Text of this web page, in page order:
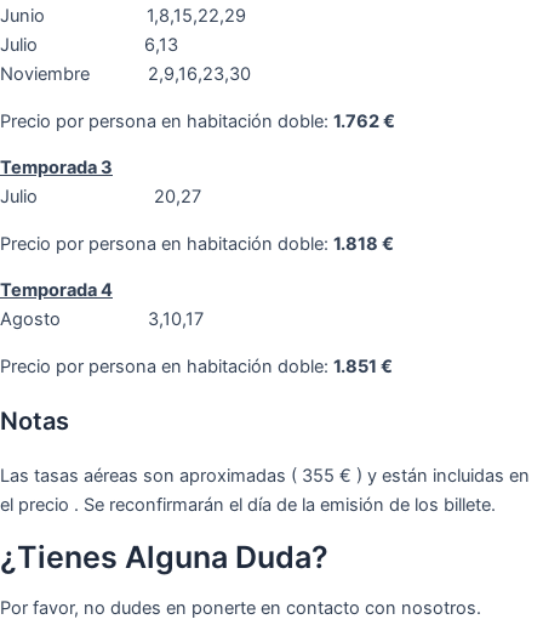
Junio 1,8,15,22,29
Julio 6,13
Noviembre 2,9,16,23,30
Precio por persona en habitación doble: 1.762 €
Temporada 3
Julio 20,27
Precio por persona en habitación doble: 1.818 €
Temporada 4
Agosto 3,10,17
Precio por persona en habitación doble: 1.851 €
Notas
Las tasas aéreas son aproximadas ( 355 € ) y están incluidas en
el precio . Se reconfirmarán el día de la emisión de los billete.
¿Tienes Alguna Duda?
Por favor, no dudes en ponerte en contacto con nosotros.